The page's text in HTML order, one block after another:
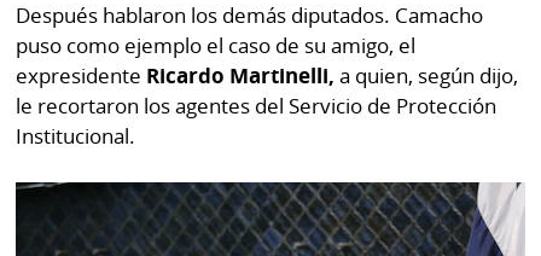
Después hablaron los demás diputados. Camacho
puso como ejemplo el caso de su amigo, el
expresidente Ricardo Martinelli, a quien, según dijo,
le recortaron los agentes del Servicio de Protección
Institucional.